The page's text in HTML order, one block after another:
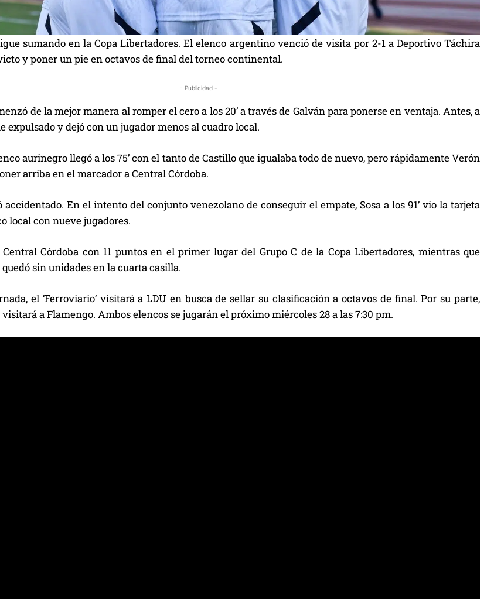
sumando en la Copa Libertadores. El elenco argentino venció de visita por 2-1 a Deportivo Táchira
y poner un pie en octavos de final del torneo continental.
- Publicidad -
de la mejor manera al romper el cero a los 20’ a través de Galván para ponerse en ventaja. Antes, a
expulsado y dejó con un jugador menos al cuadro local.
aurinegro llegó a los 75’ con el tanto de Castillo que igualaba todo de nuevo, pero rápidamente Verón
arriba en el marcador a Central Córdoba.
En el intento del conjunto venezolano de conseguir el empate, Sosa a los 91’ vio la tarjeta
local con nueve jugadores.
Córdoba con 11 puntos en el primer lugar del Grupo C de la Copa Libertadores, mientras que
sin unidades en la cuarta casilla.
el ‘Ferroviario’ visitará a LDU en busca de sellar su clasificación a octavos de final. Por su parte,
a Flamengo. Ambos elencos se jugarán el próximo miércoles 28 a las 7:30 pm.